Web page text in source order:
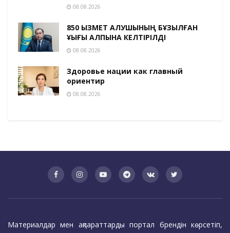
08.08.2026
850 ҚЫЗМЕТ АЛУШЫНЫҢ БҰЗЫЛҒАН
ҚҰҚЫҒЫ ҚАЛПЫНА КЕЛТІРІЛДІ
08.08.2026
Здоровье нации как главный
ориентир
08.08.2026
Материалдар мен ақпараттарды портал брендін көрсетіп,